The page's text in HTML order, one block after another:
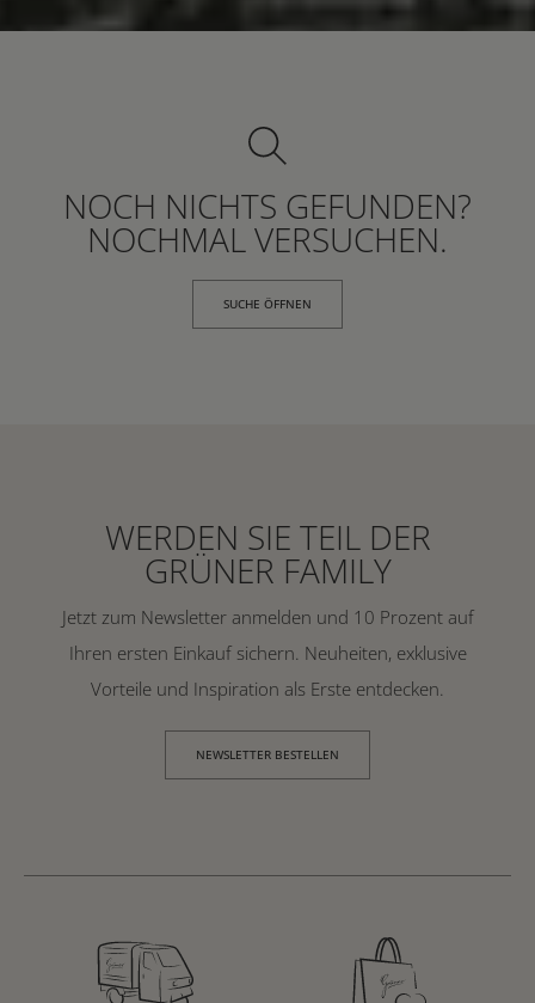
NOCH NICHTS GEFUNDEN?
NOCHMAL VERSUCHEN.
SUCHE ÖFFNEN
WERDEN SIE TEIL DER
GRÜNER FAMILY
Jetzt zum Newsletter anmelden und 10 Prozent auf
Ihren ersten Einkauf sichern. Neuheiten, exklusive
Vorteile und Inspiration als Erste entdecken.
NEWSLETTER BESTELLEN